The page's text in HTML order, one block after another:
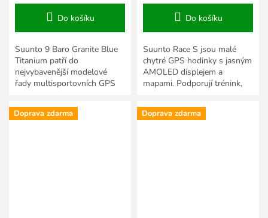
Do košíku
Suunto 9 Baro Granite Blue
Titanium patří do
nejvybavenější modelové
řady multisportovních GPS
pro sportovce, kteří chtějí to...
Do košíku
Suunto Race S jsou malé
chytré GPS hodinky s jasným
AMOLED displejem a
mapami. Podporují trénink,
každodenních aktivit. Jsou
vytvořeny...
Doprava zdarma Doprava zdarma